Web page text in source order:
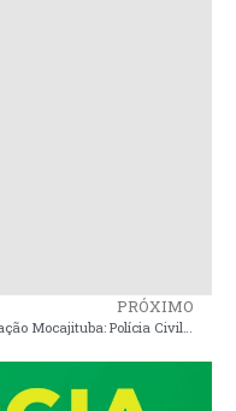
PRÓXIMO
Operação Mocajituba: Polícia Civil do Maranhão desarticula grupo criminoso envolvido em roubo e receptação de carga